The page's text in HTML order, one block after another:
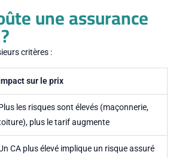
une assurance
critères :
sur le prix
les risques sont élevés (maçonnerie,
plus le tarif augmente
CA plus élevé implique un risque assuré